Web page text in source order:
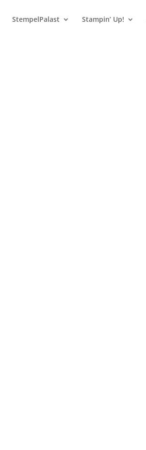
StempelPalast Stampin’ Up!